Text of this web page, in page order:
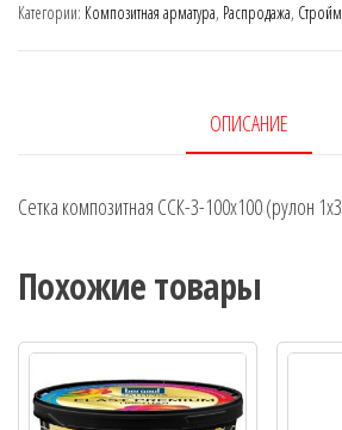
Категории: Композитная арматура, Распродажа,
ОПИСАНИЕ
Сетка композитная ССК-3-100х100 (рулон
Похожие товары